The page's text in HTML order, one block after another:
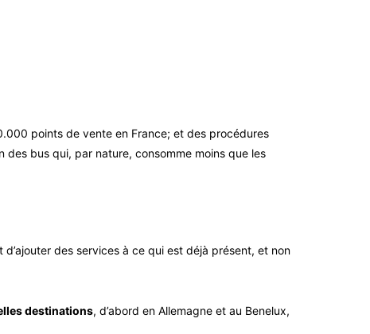
points de vente en France; et des procédures
des bus qui, par nature, consomme moins que les
des services à ce qui est déjà présent, et non
destinations, d’abord en Allemagne et au Benelux,